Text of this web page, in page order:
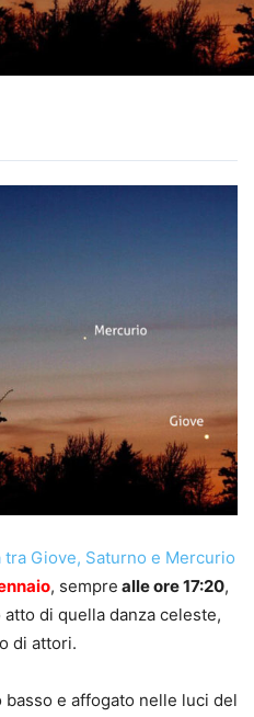
tra Giove, Saturno e Mercurio
, sempre alle ore 17:20,
di quella danza celeste,
di attori.
e affogato nelle luci del